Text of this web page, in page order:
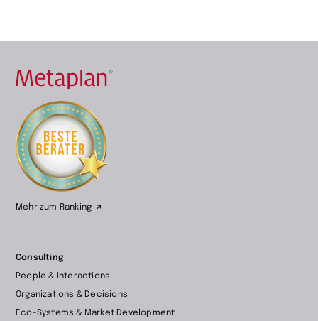
Startseite
wechseln
Mehr zum Ranking
Consulting
People & Interactions
Organizations & Decisions
Eco-Systems & Market Development